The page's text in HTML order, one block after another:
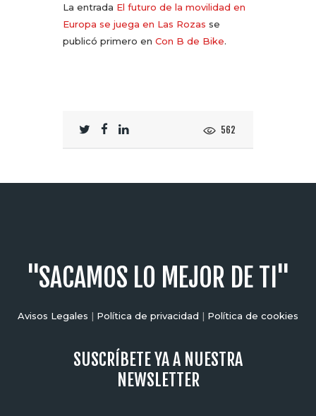
La entrada El futuro de la movilidad en
Europa se juega en Las Rozas se
publicó primero en Con B de Bike.
562
"SACAMOS LO MEJOR DE TI"
Avisos Legales | Política de privacidad | Política de cookies
SUSCRÍBETE YA A NUESTRA
NEWSLETTER